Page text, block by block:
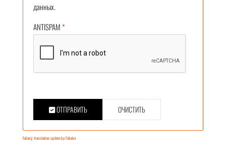
данных.
ANTISPAM*
ОТПРАВИТЬ ОЧИСТИТЬ
FaLang translation system by Faboba